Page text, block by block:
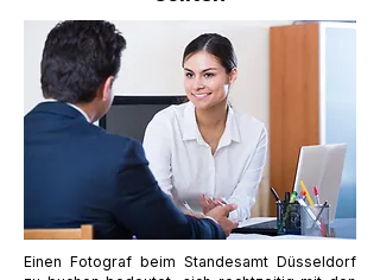
Einen Fotograf beim Standesamt Düsseldorf